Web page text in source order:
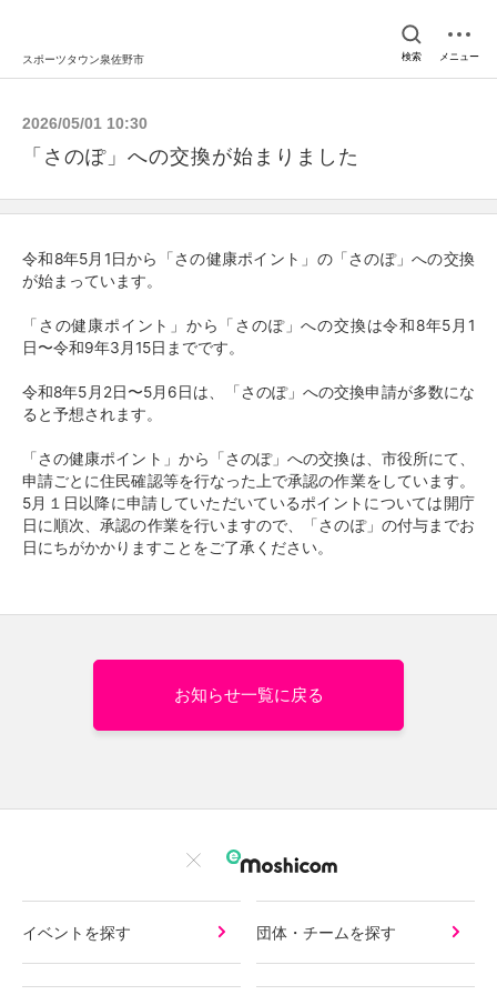
スポーツタウン泉佐野市 検索 メニュー
2026/05/01 10:30
「さのぽ」への交換が始まりました
令和8年5月1日から「さの健康ポイント」の「さのぽ」への交換
が始まっています。
「さの健康ポイント」から「さのぽ」への交換は令和8年5月1
日〜令和9年3月15日までです。
令和8年5月2日〜5月6日は、「さのぽ」への交換申請が多数にな
ると予想されます。
「さの健康ポイント」から「さのぽ」への交換は、市役所にて、
申請ごとに住民確認等を行なった上で承認の作業をしています。
5月１日以降に申請していただいているポイントについては開庁
日に順次、承認の作業を行いますので、「さのぽ」の付与までお
日にちがかかりますことをご了承ください。
お知らせ一覧に戻る
イベントを探す 団体・チームを探す